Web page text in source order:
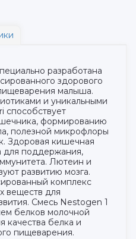
разработана
здорового
малыша.
и уникальными
способствует
формированию
полезной микрофлоры
Здоровая кишечная
для поддержания,
Лютеин и
развитию мозга.
комплекс
веществ для
Смесь Nestogen 1
белков молочной
качества белка и
пищеварения.